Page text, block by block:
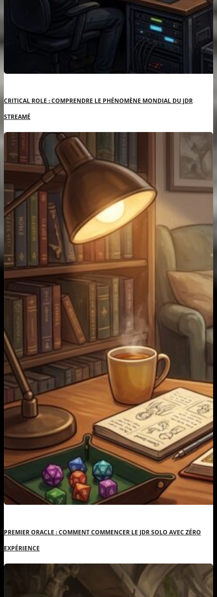
CRITICAL ROLE : COMPRENDRE LE PHÉNOMÈNE MONDIAL DU JDR
STREAMÉ
PREMIER ORACLE : COMMENT COMMENCER LE JDR SOLO AVEC ZÉRO
EXPÉRIENCE